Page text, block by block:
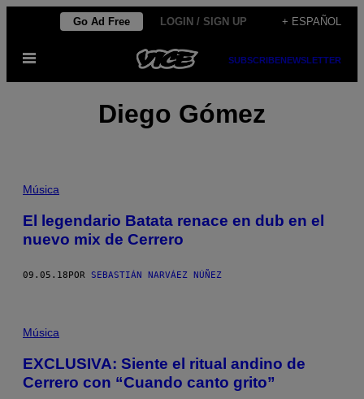
contenido
Go Ad Free LOGIN / SIGN UP + ESPAÑOL
Abrir
SUBSCRIBENEWSLETTER
Diego Gómez
Música
El legendario Batata renace en dub en el
nuevo mix de Cerrero
09.05.18 POR SEBASTIÁN NARVÁEZ NÚÑEZ
Música
EXCLUSIVA: Siente el ritual andino de
Cerrero con “Cuando canto grito”